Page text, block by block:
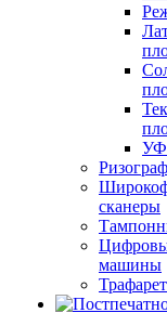
УФ
сканеры
машины